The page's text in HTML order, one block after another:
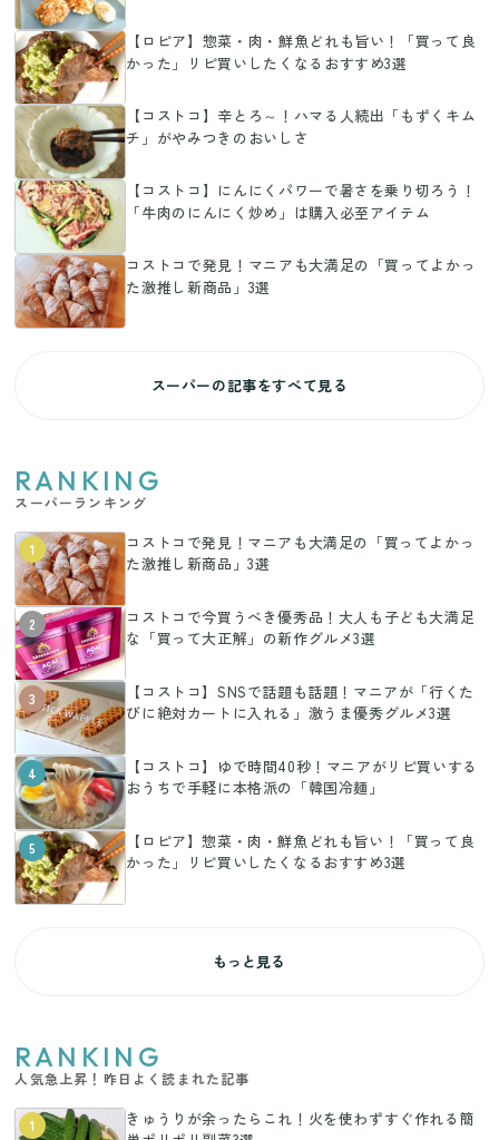
【ロピア】惣菜・肉・鮮魚どれも旨い！「買って良
かった」リピ買いしたくなるおすすめ3選
【コストコ】辛とろ～！ハマる人続出「もずくキム
チ」がやみつきのおいしさ
【コストコ】にんにくパワーで暑さを乗り切ろう！
「牛肉のにんにく炒め」は購入必至アイテム
コストコで発見！マニアも大満足の「買ってよかっ
た激推し新商品」3選
スーパーの記事をすべて見る
RANKING
スーパーランキング
1
コストコで発見！マニアも大満足の「買ってよかっ
た激推し新商品」3選
2
コストコで今買うべき優秀品！大人も子ども大満足
な「買って大正解」の新作グルメ3選
3
【コストコ】SNSで話題も話題！マニアが「行くた
びに絶対カートに入れる」激うま優秀グルメ3選
4
【コストコ】ゆで時間40秒！マニアがリピ買いする
おうちで手軽に本格派の「韓国冷麺」
5
【ロピア】惣菜・肉・鮮魚どれも旨い！「買って良
かった」リピ買いしたくなるおすすめ3選
もっと見る
RANKING
人気急上昇！昨日よく読まれた記事
1
きゅうりが余ったらこれ！火を使わずすぐ作れる簡